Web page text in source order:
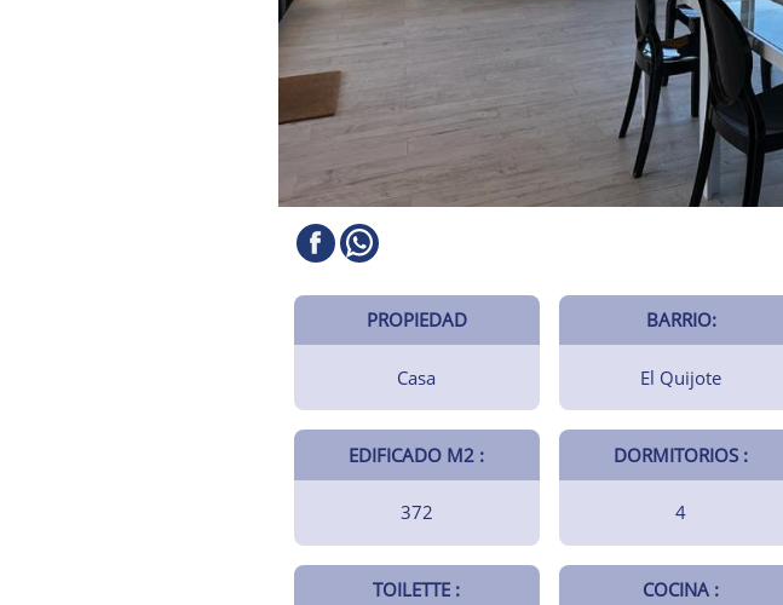
PROPIEDAD
Casa
BARRIO:
El Quijote
EDIFICADO M2 :
372
DORMITORIOS :
4
TOILETTE : COCINA :